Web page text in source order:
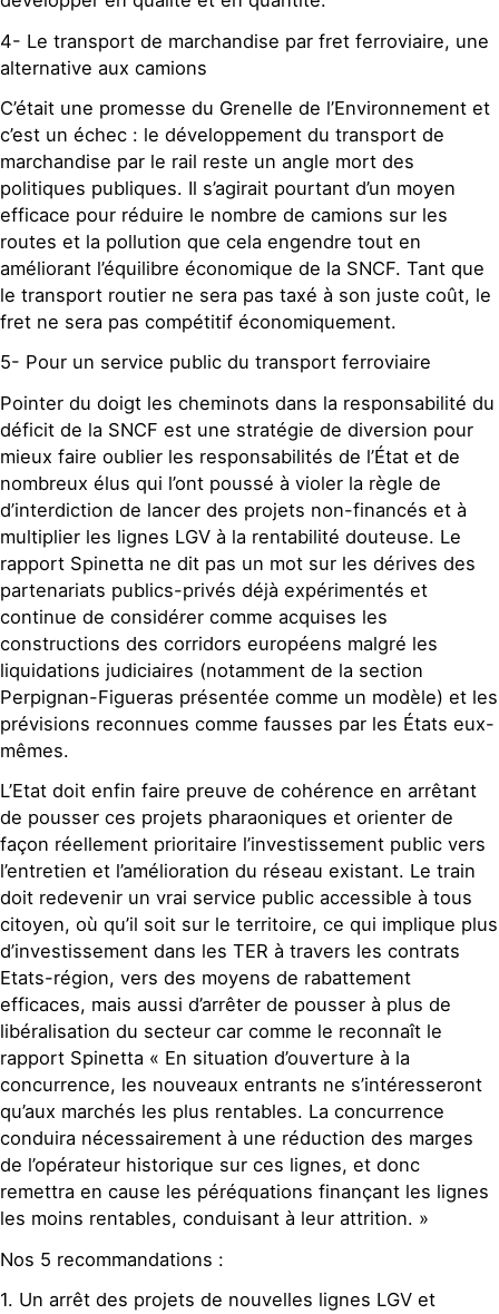
4- Le transport de marchandise par fret ferroviaire, une
alternative aux camions
C’était une promesse du Grenelle de l’Environnement et
c’est un échec : le développement du transport de
marchandise par le rail reste un angle mort des
politiques publiques. Il s’agirait pourtant d’un moyen
efficace pour réduire le nombre de camions sur les
routes et la pollution que cela engendre tout en
améliorant l’équilibre économique de la SNCF. Tant que
le transport routier ne sera pas taxé à son juste coût, le
fret ne sera pas compétitif économiquement.
5- Pour un service public du transport ferroviaire
Pointer du doigt les cheminots dans la responsabilité du
déficit de la SNCF est une stratégie de diversion pour
mieux faire oublier les responsabilités de l’État et de
nombreux élus qui l’ont poussé à violer la règle de
d’interdiction de lancer des projets non-financés et à
multiplier les lignes LGV à la rentabilité douteuse. Le
rapport Spinetta ne dit pas un mot sur les dérives des
partenariats publics-privés déjà expérimentés et
continue de considérer comme acquises les
constructions des corridors européens malgré les
liquidations judiciaires (notamment de la section
Perpignan-Figueras présentée comme un modèle) et les
prévisions reconnues comme fausses par les États eux-
mêmes.
L’Etat doit enfin faire preuve de cohérence en arrêtant
de pousser ces projets pharaoniques et orienter de
façon réellement prioritaire l’investissement public vers
l’entretien et l’amélioration du réseau existant. Le train
doit redevenir un vrai service public accessible à tous
citoyen, où qu’il soit sur le territoire, ce qui implique plus
d’investissement dans les TER à travers les contrats
Etats-région, vers des moyens de rabattement
efficaces, mais aussi d’arrêter de pousser à plus de
libéralisation du secteur car comme le reconnaît le
rapport Spinetta « En situation d’ouverture à la
concurrence, les nouveaux entrants ne s’intéresseront
qu’aux marchés les plus rentables. La concurrence
conduira nécessairement à une réduction des marges
de l’opérateur historique sur ces lignes, et donc
remettra en cause les péréquations finançant les lignes
les moins rentables, conduisant à leur attrition. »
Nos 5 recommandations :
1. Un arrêt des projets de nouvelles lignes LGV et